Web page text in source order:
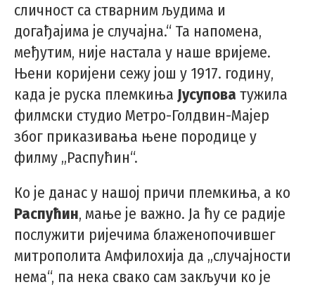
сличност са стварним људима и
догађајима је случајна.“ Та напомена,
међутим, није настала у наше вријеме.
Њени коријени сежу још у 1917. годину,
када је руска племкиња Јусупова тужила
филмски студио Метро-Голдвин-Мајер
због приказивања њене породице у
филму „Распућин“.
Ко је данас у нашој причи племкиња, а ко
Распућин, мање је важно. Ја ћу се радије
послужити ријечима блаженопочившег
митрополита Амфилохија да „случајности
нема“, па нека свако сам закључи ко је